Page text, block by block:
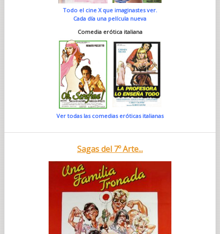
Todo el cine X que imaginastes ver.
Cada día una película nueva
Comedia erótica italiana
Ver todas las comedias eróticas italianas
Sagas del 7º Arte...